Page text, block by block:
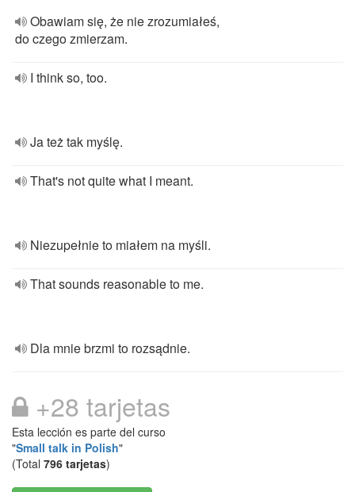
Obawiam się, że nie zrozumiałeś,
do czego zmierzam.
I think so, too.
Ja też tak myślę.
That's not quite what I meant.
Niezupełnie to miałem na myśli.
That sounds reasonable to me.
Dla mnie brzmi to rozsądnie.
+28 tarjetas
Esta lección es parte del curso
"Small talk in Polish"
(Total 796 tarjetas)